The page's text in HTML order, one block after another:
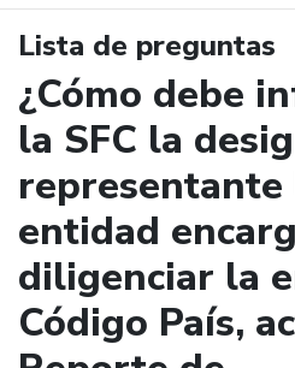
Lista de preguntas
¿Cómo debe
la SFC la
entidad
diligenciar la
Código País,